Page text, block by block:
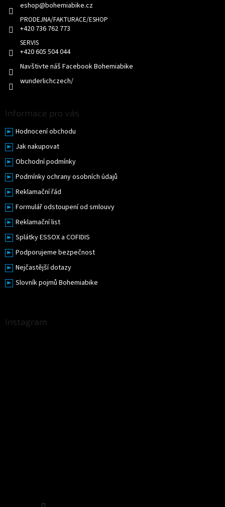
eshop@bohemiabike.cz
+420 736 762 773
+420 605 504 044
Navštivte náš Facebook Bohemiabike
wunderlichczech/
Informace pro vás
Hodnocení obchodu
Jak nakupovat
Obchodní podmínky
Podmínky ochrany osobních údajů
Reklamační řád
Formulář odstoupení od smlouvy
Reklamační list
Splátky ESSOX a COFIDIS
Podporujeme bezpečnost
Nejčastější dotazy
Slovník pojmů Bohemiabike
Instagram